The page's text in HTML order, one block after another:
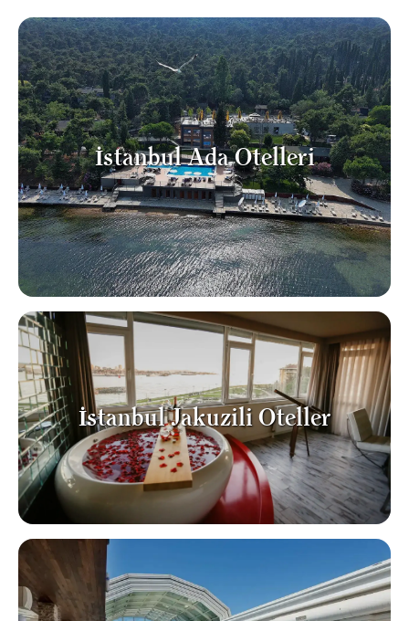
İstanbul Ada Otelleri
İstanbul Jakuzili Oteller